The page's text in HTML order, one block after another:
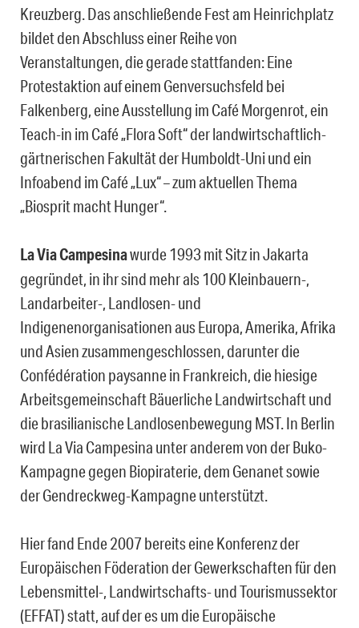
Kreuzberg. Das anschließende Fest am Heinrichplatz
bildet den Abschluss einer Reihe von
Veranstaltungen, die gerade stattfanden: Eine
Protestaktion auf einem Genversuchsfeld bei
Falkenberg, eine Ausstellung im Café Morgenrot, ein
Teach-in im Café „Flora Soft“ der landwirtschaftlich-
gärtnerischen Fakultät der Humboldt-Uni und ein
Infoabend im Café „Lux“ – zum aktuellen Thema
„Biosprit macht Hunger“.
La Via Campesinawurde 1993 mit Sitz in Jakarta
gegründet, in ihr sind mehr als 100 Kleinbauern-,
Landarbeiter-, Landlosen- und
Indigenenorganisationen aus Europa, Amerika, Afrika
und Asien zusammengeschlossen, darunter die
Confédération paysanne in Frankreich, die hiesige
Arbeitsgemeinschaft Bäuerliche Landwirtschaft und
die brasilianische Landlosenbewegung MST. In Berlin
wird La Via Campesina unter anderem von der Buko-
Kampagne gegen Biopiraterie, dem Genanet sowie
der Gendreckweg-Kampagne unterstützt.
Hier fand Ende 2007 bereits eine Konferenz der
Europäischen Föderation der Gewerkschaften für den
Lebensmittel-, Landwirtschafts- und Tourismussektor
(EFFAT) statt, auf der es um die Europäische